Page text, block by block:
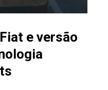
e versão